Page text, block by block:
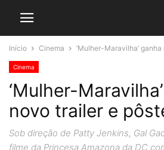
Início Cinema ‘Mulher-Maravilha’
Cinema
‘Mulher-
novo trailer e
Sob direção de Patty Jenkins, Gal
filme da Princesa Amazona da DC